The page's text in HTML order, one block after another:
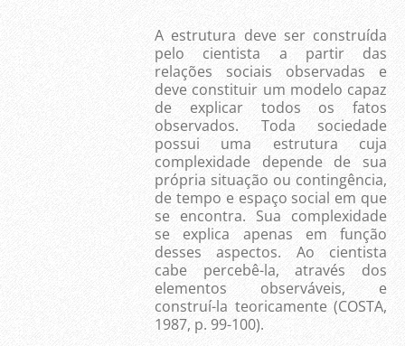
A estrutura deve ser construída
pelo cientista a partir das
relações sociais observadas e
deve constituir um modelo capaz
de explicar todos os fatos
observados. Toda sociedade
possui uma estrutura cuja
complexidade depende de sua
própria situação ou contingência,
de tempo e espaço social em que
se encontra. Sua complexidade
se explica apenas em função
desses aspectos. Ao cientista
cabe percebê-la, através dos
elementos observáveis, e
construí-la teoricamente (COSTA,
1987, p. 99-100).